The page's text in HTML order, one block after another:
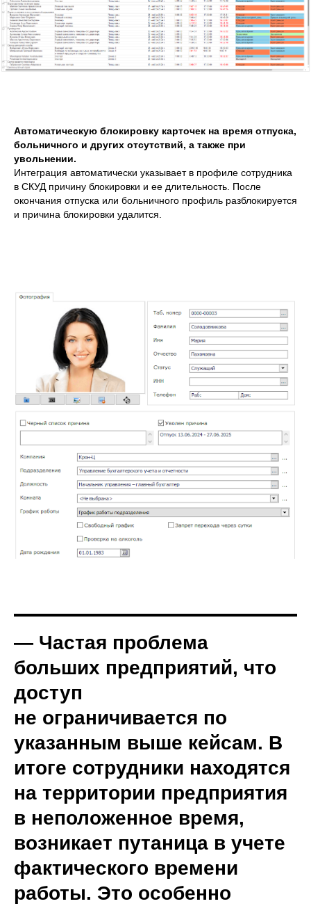
Автоматическую блокировку карточек на время отпуска,
больничного и других отсутствий, а также при
увольнении.
Интеграция автоматически указывает в профиле сотрудника
в СКУД причину блокировки и ее длительность. После
окончания отпуска или больничного профиль разблокируется
и причина блокировки удалится.
— Частая проблема
больших предприятий, что
доступ
не ограничивается по
указанным выше кейсам. В
итоге сотрудники находятся
на территории предприятия
в неположенное время,
возникает путаница в учете
фактического времени
работы. Это особенно